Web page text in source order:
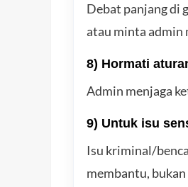
Debat panjang di
atau minta admin
8) Hormati
Admin menjaga
9) Untuk isu
Isu kriminal/
membantu,